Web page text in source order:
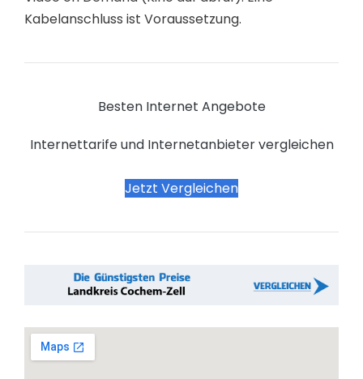
Kabelanschluss ist Voraussetzung.
Besten Internet Angebote
Internettarife und Internetanbieter vergleichen
Jetzt Vergleichen